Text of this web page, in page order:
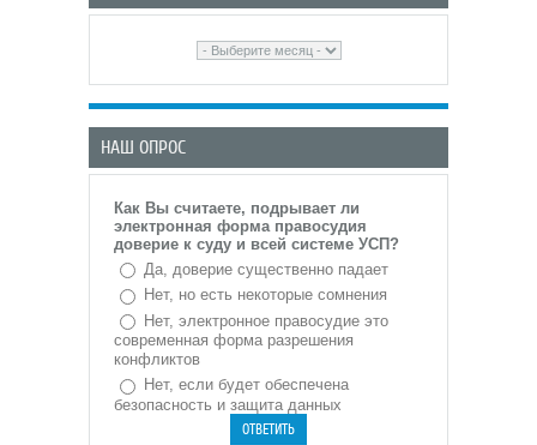
НАШ ОПРОС
Как Вы считаете, подрывает ли
электронная форма правосудия
доверие к суду и всей системе УСП?
Да, доверие существенно падает
Нет, но есть некоторые сомнения
Нет, электронное правосудие это
современная форма разрешения
конфликтов
Нет, если будет обеспечена
безопасность и защита данных